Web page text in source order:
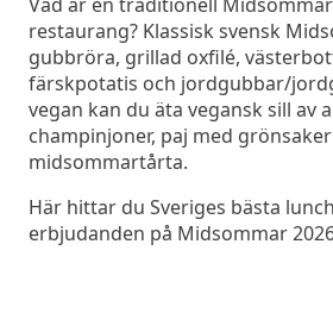
restaurang? Klassisk svensk
gubbröra, grillad oxfilé,
färskpotatis och jordgubbar/
vegan kan du äta vegansk sill av
champinjoner, paj med
midsommartårta.
Här hittar du Sveriges bästa
erbjudanden på Midsommar